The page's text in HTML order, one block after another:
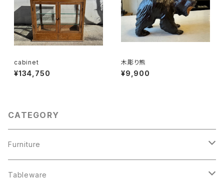
cabinet
¥134,750
木彫り熊
¥9,900
CATEGORY
Furniture
chair
Tableware